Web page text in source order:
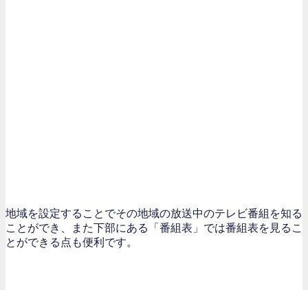
地域を設定することでその地域の放送中のテレビ番組を知る
ことができ、また下部にある「番組表」では番組表を見るこ
とができる点も便利です。